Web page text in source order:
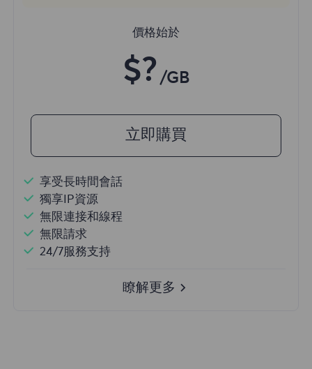
價格始於
$? /GB
立即購買
享受長時間會話
獨享IP資源
無限連接和線程
無限請求
24/7服務支持
瞭解更多